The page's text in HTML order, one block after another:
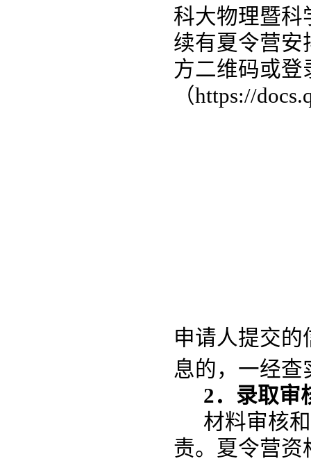
科大物理暨科
续有夏令营安
方二维码或登
（https://
申请人提交
息的，一经查
2．录取审
材料审核
责。夏令营资